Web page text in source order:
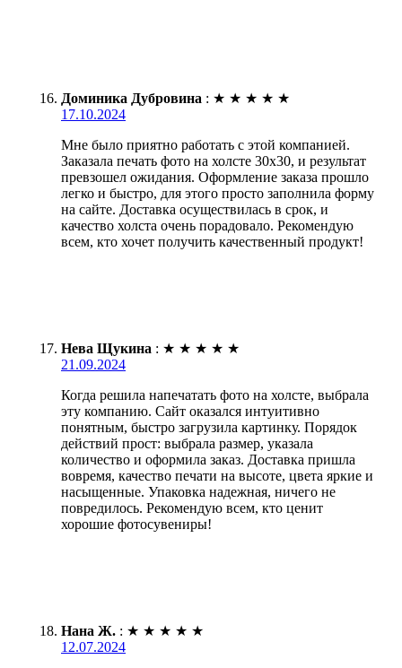
Доминика Дубровина : ★ ★ ★ ★ ★
17.10.2024
Мне было приятно работать с этой компанией.
Заказала печать фото на холсте 30х30, и результат
превзошел ожидания. Оформление заказа прошло
легко и быстро, для этого просто заполнила форму
на сайте. Доставка осуществилась в срок, и
качество холста очень порадовало. Рекомендую
всем, кто хочет получить качественный продукт!
Нева Щукина : ★ ★ ★ ★ ★
21.09.2024
Когда решила напечатать фото на холсте, выбрала
эту компанию. Сайт оказался интуитивно
понятным, быстро загрузила картинку. Порядок
действий прост: выбрала размер, указала
количество и оформила заказ. Доставка пришла
вовремя, качество печати на высоте, цвета яркие и
насыщенные. Упаковка надежная, ничего не
повредилось. Рекомендую всем, кто ценит
хорошие фотосувениры!
Нана Ж. : ★ ★ ★ ★ ★
12.07.2024